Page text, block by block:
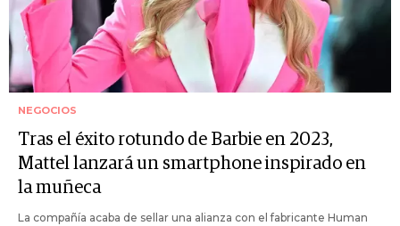
NEGOCIOS
Tras el éxito rotundo de Barbie en 2023,
Mattel lanzará un smartphone inspirado en
la muñeca
La compañía acaba de sellar una alianza con el fabricante Human